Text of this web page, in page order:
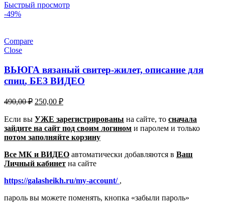
Быстрый просмотр
-49%
Compare
Close
ВЬЮГА вязаный свитер-жилет, описание для
спиц, БЕЗ ВИДЕО
490,00₽ Первоначальная
составляла
490,00 ₽.
250,00 ₽Текущая
250,00 ₽.
Если вы УЖЕ зарегистрированы на сайте, то сначала
зайдите на сайт под своим логином и паролем и только
потом заполняйте корзину
Все МК и ВИДЕО автоматически добавляются в Ваш
Личный кабинет на сайте
https://galasheikh.ru/my-account/ ,
пароль вы можете поменять, кнопка «забыли пароль»